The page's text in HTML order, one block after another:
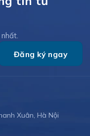
Xuân, Hà Nội